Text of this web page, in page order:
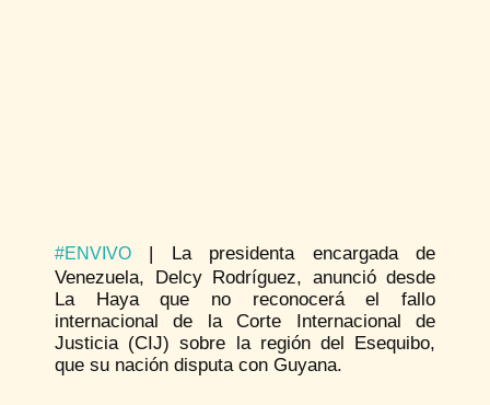
#ENVIVO | La presidenta encargada de
Venezuela, Delcy Rodríguez, anunció desde
La Haya que no reconocerá el fallo
internacional de la Corte Internacional de
Justicia (CIJ) sobre la región del Esequibo,
que su nación disputa con Guyana.